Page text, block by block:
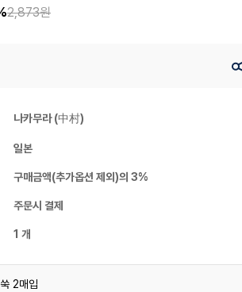
2,873원
나카무라 (中村)
일본
구매금액(추가옵션 제외)의 3%
주문시 결제
1 개
2매입